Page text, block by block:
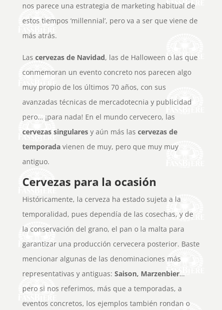
nos parece una estrategia de marketing habitual de
estos tiempos ‘millennial’, pero va a ser que viene de
más atrás.
Las cervezas de Navidad, las de Halloween o las que
conmemoran un evento concreto nos parecen algo
muy propio de los últimos 70 años, con sus
avanzadas técnicas de mercadotecnia y publicidad
pero… ¡para nada! En el mundo cervecero, las
cervezas singularesy aún más las cervezas de
temporadavienen de muy, pero que muy muy
antiguo.
Cervezas para la ocasión
Históricamente, la cerveza ha estado sujeta a la
temporalidad, pues dependía de las cosechas, y de
la conservación del grano, el pan o la malta para
garantizar una producción cervecera posterior. Baste
mencionar algunas de las denominaciones más
representativas y antiguas: Saison, Marzenbier…
pero si nos referimos, más que a temporadas, a
eventos concretos, los ejemplos también rondan o